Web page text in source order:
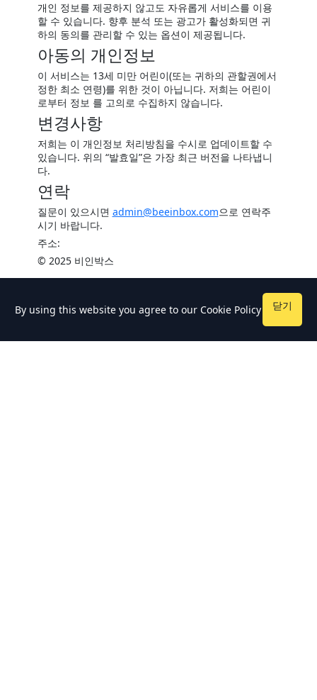
개인 정보를 제공하지 않고도 자유롭게 서비스를 이용
할 수 있습니다. 향후 분석 또는 광고가 활성화되면 귀
하의 동의를 관리할 수 있는 옵션이 제공됩니다.
아동의 개인정보
이 서비스는 13세 미만 어린이(또는 귀하의 관할권에서
정한 최소 연령)를 위한 것이 아닙니다. 저희는 어린이
로부터 정보 를 고의로 수집하지 않습니다.
변경사항
저희는 이 개인정보 처리방침을 수시로 업데이트할 수
있습니다. 위의 “발효일”은 가장 최근 버전을 나타냅니
다.
연락
질문이 있으시면 admin@beeinbox.com으로 연락주
시기 바랍니다.
주소:
© 2025 비인박스
By using this website you agree to our Cookie Policy 닫기